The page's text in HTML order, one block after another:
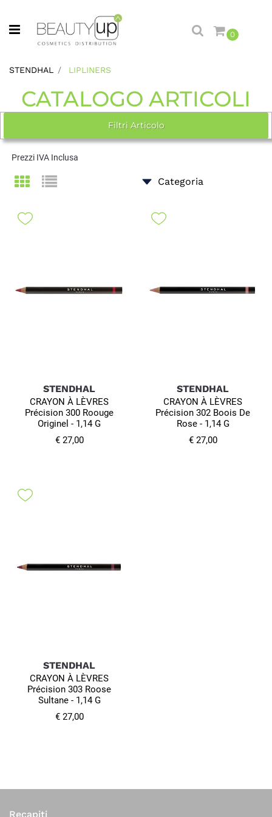
Open menu
0
STENDHAL LIPLINERS
CATALOGO ARTICOLI
Filtri Articolo
Prezzi IVA Inclusa
STENDHAL
CRAYON À LÈVRES
Précision 300 Roouge
Originel - 1,14 G
€ 27,00
STENDHAL
CRAYON À LÈVRES
Précision 302 Boois De
Rose - 1,14 G
€ 27,00
STENDHAL
CRAYON À LÈVRES
Précision 303 Roose
Sultane - 1,14 G
€ 27,00
Recapiti